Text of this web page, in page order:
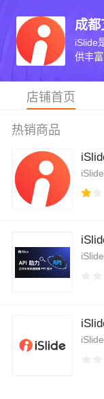
成都
iSlide
供丰
店铺首页
热销商品